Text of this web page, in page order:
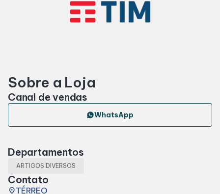
Cinema
Lojas e Restaurantes
Sobre a Loja
Canal de vendas
WhatsApp
Departamentos
ARTIGOS DIVERSOS
Contato
placeTÉRREO